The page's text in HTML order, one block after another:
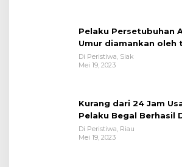
Pelaku Persetubuhan
Umur diamankan oleh
Polsek Tualang-Polres
Di Peristiwa, Siak
Mei 19, 2023
Kurang dari 24 Jam
Pelaku Begal Berhasil
Satreskrim Polres
Di Peristiwa, Riau
Mei 19, 2023